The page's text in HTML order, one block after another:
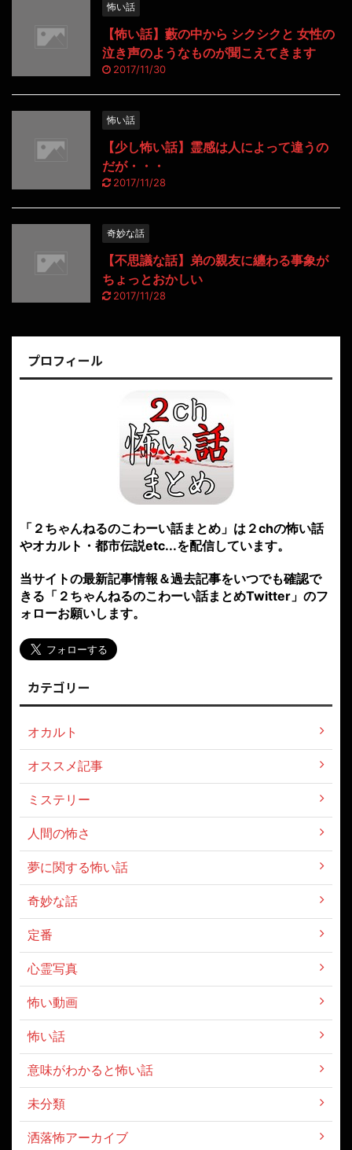
怖い話
【怖い話】藪の中から シクシクと 女性の
泣き声のようなものが聞こえてきます
2017/11/30
怖い話
【少し怖い話】霊感は人によって違うの
だが・・・
2017/11/28
奇妙な話
【不思議な話】弟の親友に纏わる事象が
ちょっとおかしい
2017/11/28
プロフィール
「２ちゃんねるのこわーい話まとめ」は２chの怖い話
やオカルト・都市伝説etc...を配信しています。
当サイトの最新記事情報＆過去記事をいつでも確認で
きる「２ちゃんねるのこわーい話まとめTwitter」のフ
ォローお願いします。
カテゴリー
オカルト
オススメ記事
ミステリー
人間の怖さ
夢に関する怖い話
奇妙な話
定番
心霊写真
怖い動画
怖い話
意味がわかると怖い話
未分類
洒落怖アーカイブ